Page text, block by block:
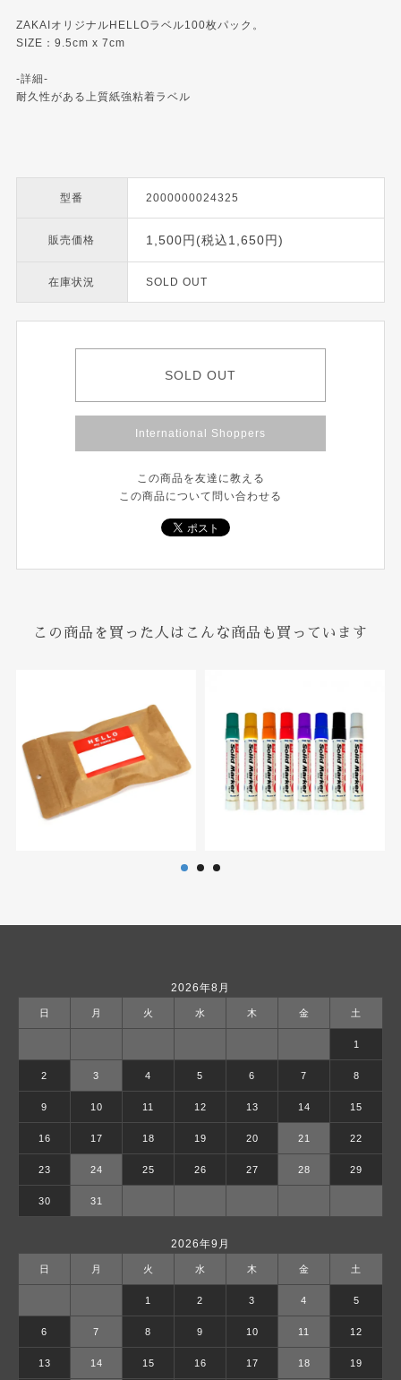
ZAKAIオリジナルHELLOラベル100枚パック。
SIZE：9.5cm x 7cm
-詳細-
耐久性がある上質紙強粘着ラベル
型番 2000000024325
販売価格 1,500円(税込1,650円)
在庫状況 SOLD OUT
SOLD OUT
International Shoppers
この商品を友達に教える
この商品について問い合わせる
この商品を買った人はこんな商品も買っています
2026年8月
日 月 火 水 木 金 土
1
2 3 4 5 6 7 8
9 10 11 12 13 14 15
16 17 18 19 20 21 22
23 24 25 26 27 28 29
30 31
2026年9月
日 月 火 水 木 金 土
1 2 3 4 5
6 7 8 9 10 11 12
13 14 15 16 17 18 19